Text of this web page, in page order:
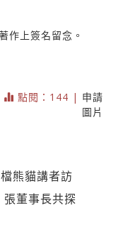
作上簽名留念。
點閱：144 | 申請
圖片
熊貓講者訪
董事長共探